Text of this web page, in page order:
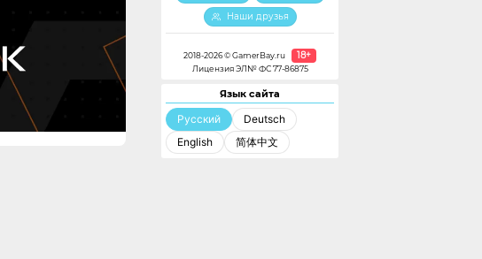
Наши друзья
2018-2026 © GamerBay.ru 18+
Лицензия ЭЛ№ ФС 77-86875
Язык сайта
Русский
Deutsch
English
简体中文